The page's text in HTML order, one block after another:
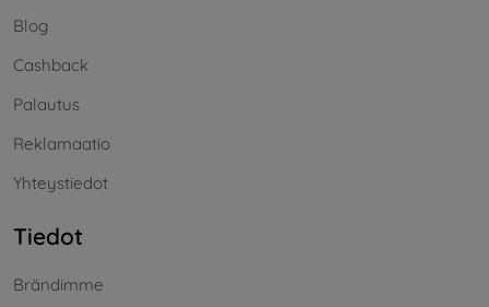
Blog
Cashback
Palautus
Reklamaatio
Yhteystiedot
Tiedot
Brändimme